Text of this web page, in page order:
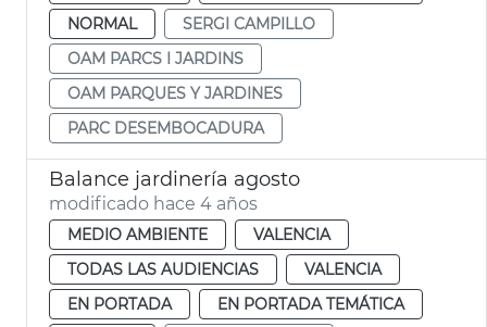
NORMAL
SERGI CAMPILLO
OAM PARCS I JARDINS
OAM PARQUES Y JARDINES
PARC DESEMBOCADURA
Balance jardinería agosto
modificado hace 4 años
MEDIO AMBIENTE
VALENCIA
TODAS LAS AUDIENCIAS
VALENCIA
EN PORTADA
EN PORTADA TEMÁTICA